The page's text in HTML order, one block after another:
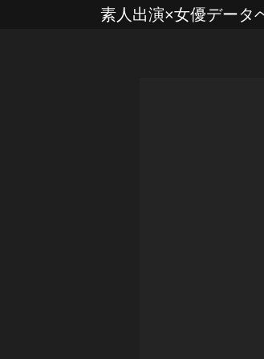
素人出演×女優データ